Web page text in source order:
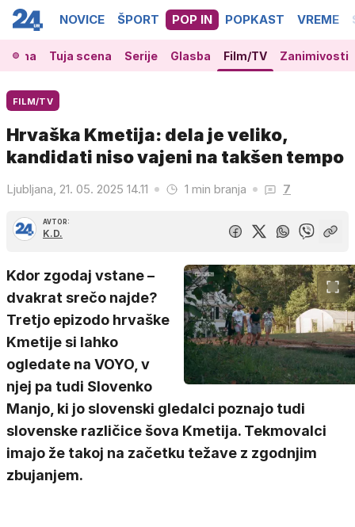
NOVICE ŠPORT POP IN POPKAST VREME
Tuja scena Serije Glasba Film/TV Zanimivosti
FILM/TV
Hrvaška Kmetija: dela je veliko,
kandidati niso vajeni na takšen tempo
Ljubljana, 21. 05. 2025 14.11 1 min branja 7
AVTOR:
K.D.
Kdor zgodaj vstane –
dvakrat srečo najde?
Tretjo epizodo hrvaške
Kmetije si lahko
ogledate na VOYO, v
njej pa tudi Slovenko
Manjo, ki jo slovenski gledalci poznajo tudi
slovenske različice šova Kmetija. Tekmovalci
imajo že takoj na začetku težave z zgodnjim
zbujanjem.